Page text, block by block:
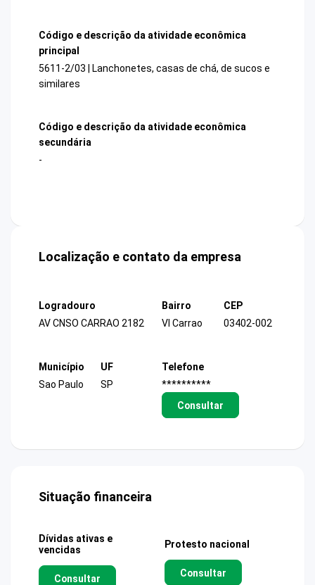
Código e descrição da atividade econômica
principal
5611-2/03 | Lanchonetes, casas de chá, de sucos e
similares
Código e descrição da atividade econômica
secundária
-
Localização e contato da empresa
Logradouro
AV CNSO CARRAO 2182
Bairro
Vl Carrao
CEP
03402-002
Município
Sao Paulo
UF
SP
Telefone
**********
Consultar
Situação financeira
Dívidas ativas e
vencidas
Consultar
Protesto nacional
Consultar